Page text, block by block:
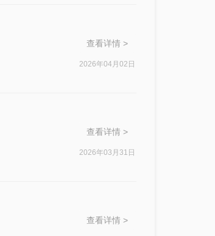
查看详情 >
2026年04月02日
查看详情 >
2026年03月31日
查看详情 >